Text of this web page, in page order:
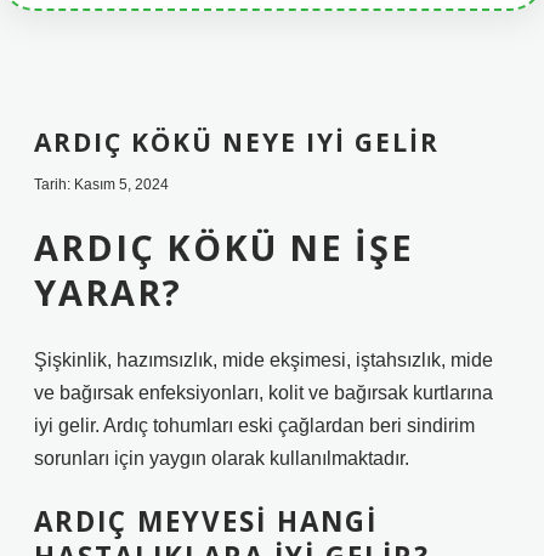
ARDIÇ KÖKÜ NEYE IYI GELIR
Tarih: Kasım 5, 2024
ARDIÇ KÖKÜ NE IŞE
YARAR?
Şişkinlik, hazımsızlık, mide ekşimesi, iştahsızlık, mide
ve bağırsak enfeksiyonları, kolit ve bağırsak kurtlarına
iyi gelir. Ardıç tohumları eski çağlardan beri sindirim
sorunları için yaygın olarak kullanılmaktadır.
ARDIÇ MEYVESI HANGI